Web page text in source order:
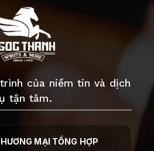
của niềm tin và dịch
tận tâm.
MẠI TỔNG HỢP